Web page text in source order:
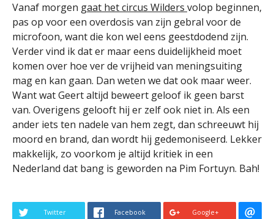
Vanaf morgen gaat het circus Wilders volop beginnen,
pas op voor een overdosis van zijn gebral voor de
microfoon, want die kon wel eens geestdodend zijn.
Verder vind ik dat er maar eens duidelijkheid moet
komen over hoe ver de vrijheid van meningsuiting
mag en kan gaan. Dan weten we dat ook maar weer.
Want wat Geert altijd beweert geloof ik geen barst
van. Overigens gelooft hij er zelf ook niet in. Als een
ander iets ten nadele van hem zegt, dan schreeuwt hij
moord en brand, dan wordt hij gedemoniseerd. Lekker
makkelijk, zo voorkom je altijd kritiek in een
Nederland dat bang is geworden na Pim Fortuyn. Bah!
Twitter Facebook Google+